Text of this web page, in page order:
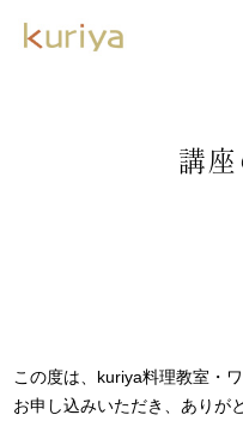
講
この度は、kuriya料理教室・
お申し込みいただき、ありが